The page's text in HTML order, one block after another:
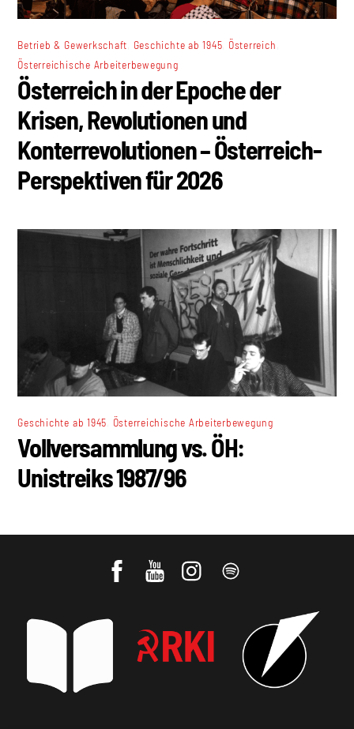
Betrieb & Gewerkschaft Geschichte ab 1945 Österreich
Österreichische Arbeiterbewegung
Österreich in der Epoche der
Krisen, Revolutionen und
Konterrevolutionen – Österreich-
Perspektiven für 2026
Geschichte ab 1945 Österreichische Arbeiterbewegung
Vollversammlung vs. ÖH:
Unistreiks 1987/96